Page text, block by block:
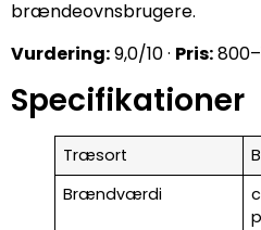
brændeovnsbrugere.
Vurdering:9,0/10 · Pris:
Specifikationer
Træsort
Brændværdi